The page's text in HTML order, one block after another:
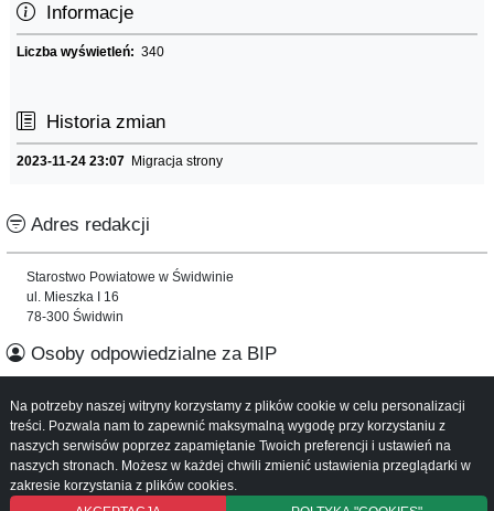
Informacje
Liczba wyświetleń: 340
Historia zmian
2023-11-24 23:07 Migracja strony
Adres redakcji
Starostwo Powiatowe w Świdwinie
ul. Mieszka I 16
78-300 Świdwin
Osoby odpowiedzialne za BIP
Informacje o serwisie
Mapa serwisu
Instrukcja obsługi
Na potrzeby naszej witryny korzystamy z plików cookie w celu personalizacji
treści. Pozwala nam to zapewnić maksymalną wygodę przy korzystaniu z
naszych serwisów poprzez zapamiętanie Twoich preferencji i ustawień na
naszych stronach. Możesz w każdej chwili zmienić ustawienia przeglądarki w
zakresie korzystania z plików cookies.